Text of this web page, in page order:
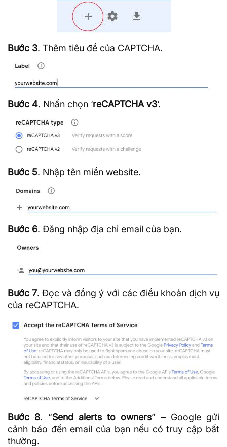
Bước 3. Thêm tiêu đề của CAPTCHA.
Bước 4. Nhấn chọn ‘reCAPTCHA v3‘.
Bước 5. Nhập tên miền website.
Bước 6. Đăng nhập địa chỉ email của bạn.
Bước 7. Đọc và đồng ý với các điều khoản dịch vụ
của reCAPTCHA.
Bước 8. “Send alerts to owners” – Google gửi
cảnh báo đến email của bạn nếu có truy cập bất
thường.